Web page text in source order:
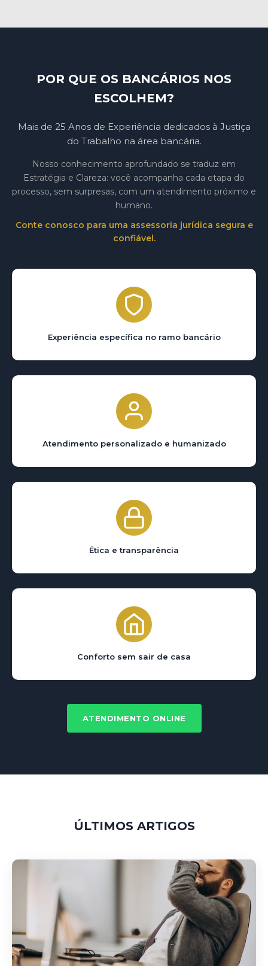
POR QUE OS BANCÁRIOS NOS
ESCOLHEM?
Mais de 25 Anos de Experiência dedicados à Justiça
do Trabalho na área bancária.
Nosso conhecimento aprofundado se traduz em
Estratégia e Clareza: você acompanha cada etapa do
processo, sem surpresas, com um atendimento próximo e
humano.
Conte conosco para uma assessoria jurídica segura e
confiável.
Experiência específica no ramo bancário
Atendimento personalizado e humanizado
Ética e transparência
Conforto sem sair de casa
ATENDIMENTO ONLINE
ÚLTIMOS ARTIGOS